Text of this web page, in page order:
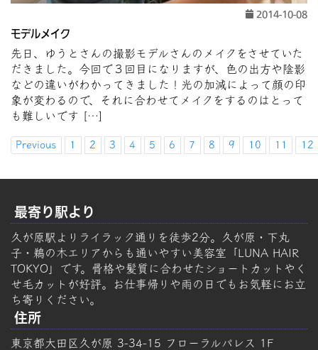
2014-10-08
モデルメイク
先日、ゆうとさんの撮影モデルさんのメイクをさせていた
だきました。今回で３回目になりますが、色の出方や陰影
などの違いがわかってきました！光の加減によって顔の印
象が変わるので、それに合わせてメイクをするのはとって
も難しいです […]
Previous 1 2 3 4 5 6 7 8 9 10 11 12
最寄り駅より
久が原駅よりライラック通りを徒歩2分。久が原・下丸
子・鵜の木エリアからも通いやすい美容室「LUNA HAIR
TOKYO」です。骨格や髪質に合わせたショートカットやく
せ毛カットが好評。お仕事帰りや雨の日でもお気軽にお立
ち寄りください。
住所
東京都大田区久が原 3-34-15 フローラルパレス 1F